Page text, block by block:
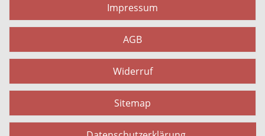
Impressum
AGB
Widerruf
Sitemap